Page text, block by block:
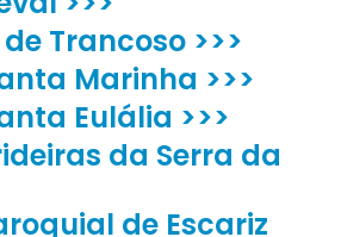
Trancoso >>>
Marinha >>>
Eulália >>>
da Serra da
de Escariz